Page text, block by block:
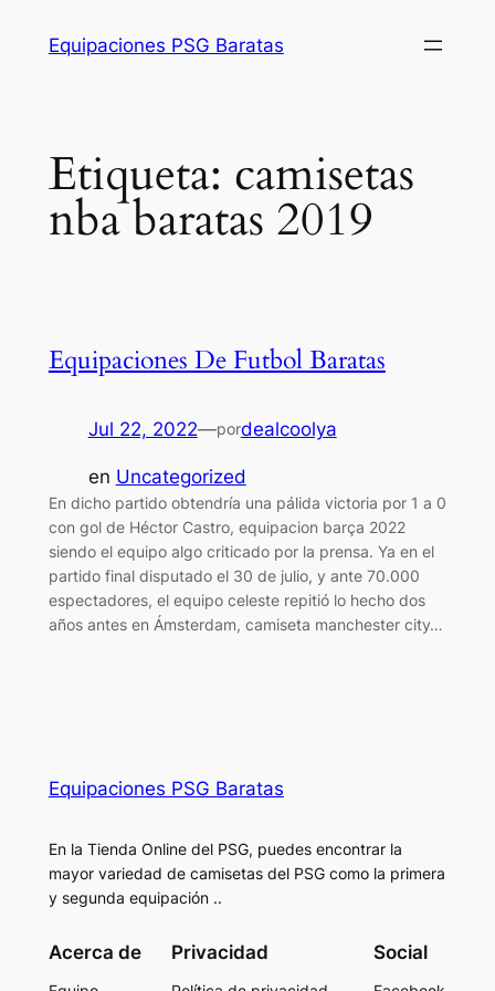
Equipaciones PSG Baratas
Etiqueta: camisetas
nba baratas 2019
Equipaciones De Futbol Baratas
Jul 22, 2022—pordealcoolya
en Uncategorized
En dicho partido obtendría una pálida victoria por 1 a 0
con gol de Héctor Castro, equipacion barça 2022
siendo el equipo algo criticado por la prensa. Ya en el
partido final disputado el 30 de julio, y ante 70.000
espectadores, el equipo celeste repitió lo hecho dos
años antes en Ámsterdam, camiseta manchester city…
Equipaciones PSG Baratas
En la Tienda Online del PSG, puedes encontrar la
mayor variedad de camisetas del PSG como la primera
y segunda equipación ..
Acerca de Privacidad Social